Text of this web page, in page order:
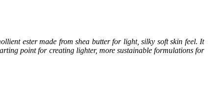
ester made from shea butter for light, silky soft skin feel. It
point for creating lighter, more sustainable formulations for